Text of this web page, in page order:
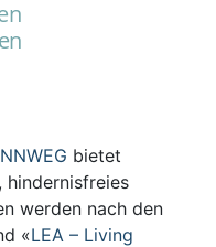
bietet
hindernisfreies
werden nach den
«LEA – Living